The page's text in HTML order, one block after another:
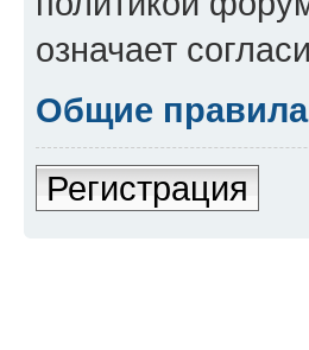
означает
Общие правила
Регистрация